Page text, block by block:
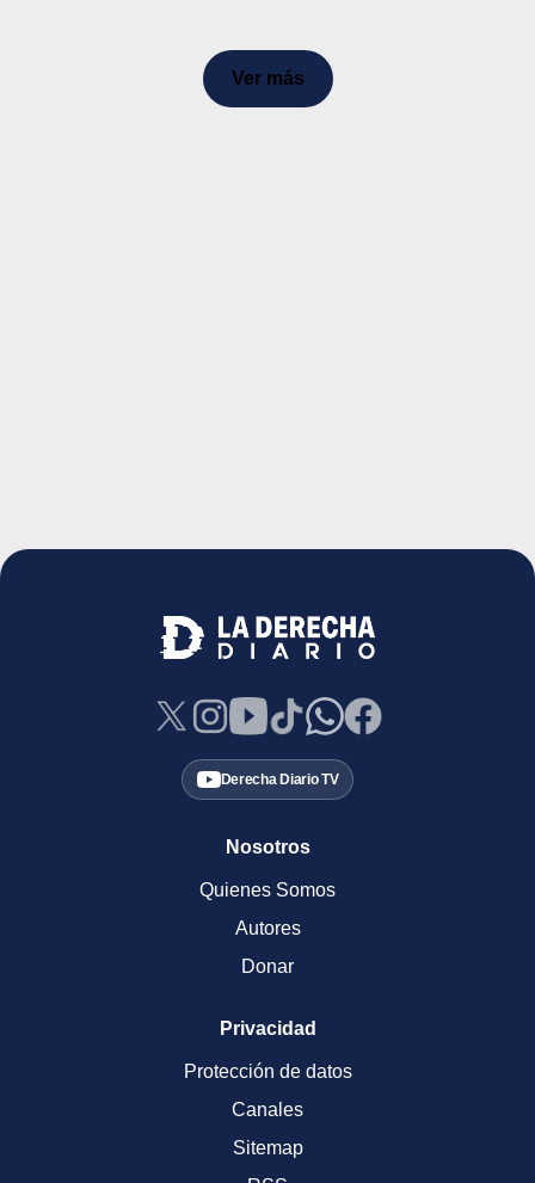
Ver más
Derecha Diario TV
Nosotros
Quienes Somos
Autores
Donar
Privacidad
Protección de datos
Canales
Sitemap